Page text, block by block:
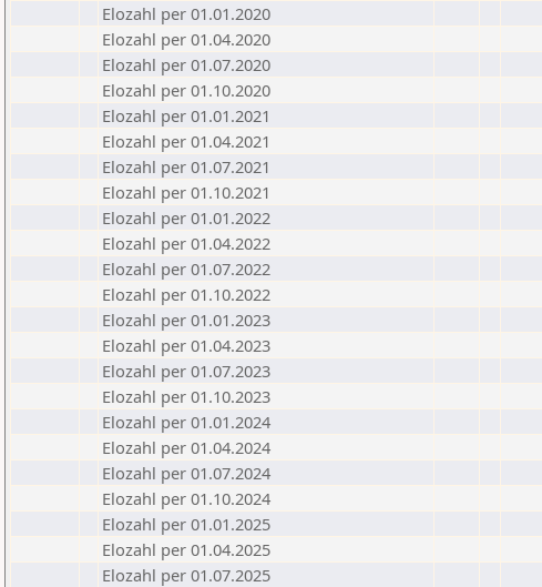
Elozahl per 01.01.2020
Elozahl per 01.04.2020
Elozahl per 01.07.2020
Elozahl per 01.10.2020
Elozahl per 01.01.2021
Elozahl per 01.04.2021
Elozahl per 01.07.2021
Elozahl per 01.10.2021
Elozahl per 01.01.2022
Elozahl per 01.04.2022
Elozahl per 01.07.2022
Elozahl per 01.10.2022
Elozahl per 01.01.2023
Elozahl per 01.04.2023
Elozahl per 01.07.2023
Elozahl per 01.10.2023
Elozahl per 01.01.2024
Elozahl per 01.04.2024
Elozahl per 01.07.2024
Elozahl per 01.10.2024
Elozahl per 01.01.2025
Elozahl per 01.04.2025
Elozahl per 01.07.2025